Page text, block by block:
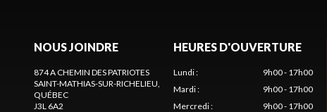
NOUS JOINDRE
874 A CHEMIN DES PATRIOTES
SAINT-MATHIAS-SUR-RICHELIEU
QUÉBEC
J3L 6A2
HEURES D'OUVERTURE
Lundi:
9h00 - 17h00
Mardi:
9h00 - 17h00
Mercredi:
9h00 - 17h00